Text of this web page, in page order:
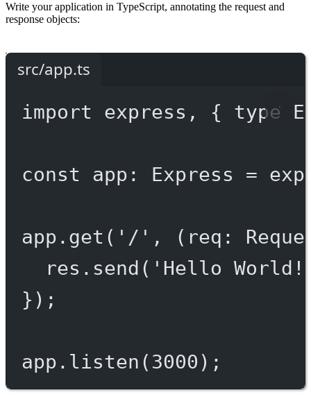
Write your application in TypeScript, annotating the request and
response objects:
src/app.ts
import express, { type
const app : Express =
app. get ( '/' , ( req :
res. send ( 'Hello
});
app. listen (3000 );